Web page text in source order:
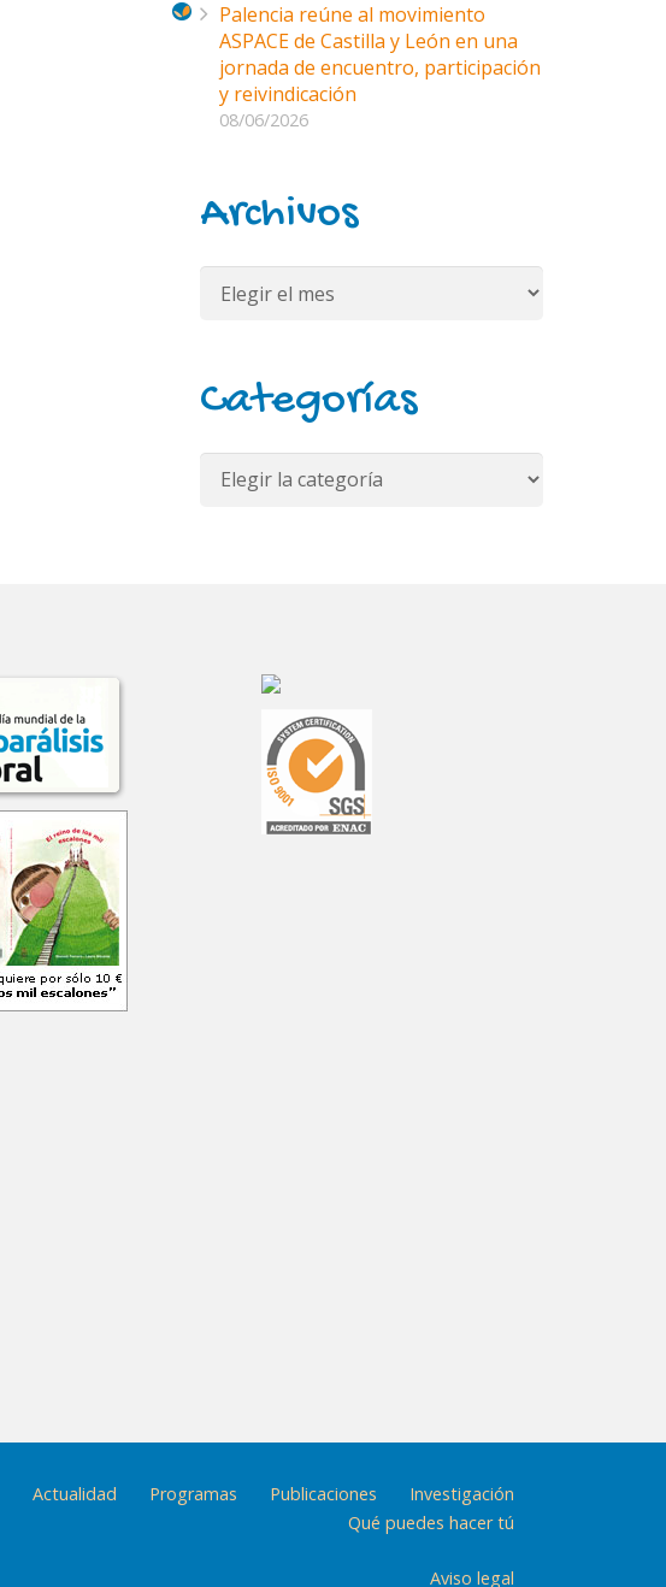
Palencia reúne al movimiento
ASPACE de Castilla y León en una
jornada de encuentro, participación
y reivindicación
08/06/2026
Archivos
Categorías
Categorías
Actualidad Programas Publicaciones
Investigación
Qué puedes hacer tú
Aviso legal